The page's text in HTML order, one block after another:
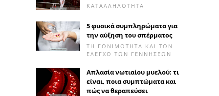
ΚΑΤΑΛΛΗΛΌΤΗΤΑ
5 φυσικά συμπληρώματα για
την αύξηση του σπέρματος
ΤΗ ΓΟΝΙΜΌΤΗΤΑ ΚΑΙ ΤΟΝ
ΈΛΕΓΧΟ ΤΩΝ ΓΕΝΝΉΣΕΩΝ
Απλασία νωτιαίου μυελού: τι
είναι, ποια συμπτώματα και
πώς να θεραπεύσει